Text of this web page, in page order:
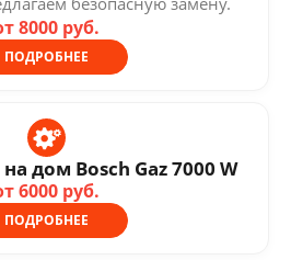
8000 руб.
ПОДРОБНЕЕ
дом Bosch Gaz 7000 W
6000 руб.
ПОДРОБНЕЕ